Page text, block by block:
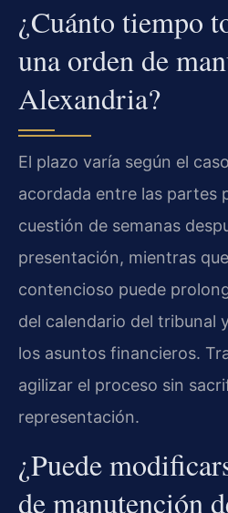
¿Cuánto tiempo
una orden de
Alexandria?
El plazo varía según el
acordada entre las partes
cuestión de semanas
presentación, mientras
contencioso puede
del calendario del tribunal
los asuntos financieros.
agilizar el proceso sin
representación.
¿Puede
de manutención